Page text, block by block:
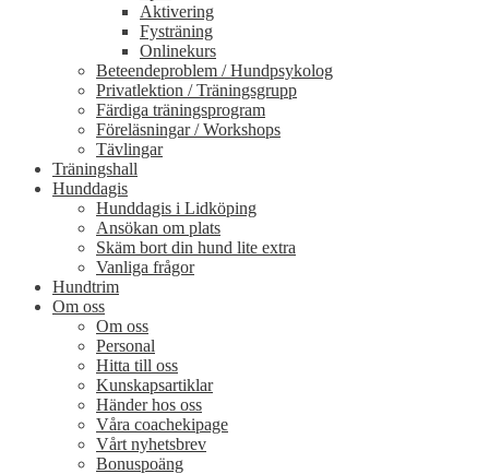
Aktivering
Fysträning
Onlinekurs
Beteendeproblem / Hundpsykolog
Privatlektion / Träningsgrupp
Färdiga träningsprogram
Föreläsningar / Workshops
Tävlingar
Träningshall
Hunddagis
Hunddagis i Lidköping
Ansökan om plats
Skäm bort din hund lite extra
Vanliga frågor
Hundtrim
Om oss
Om oss
Personal
Hitta till oss
Kunskapsartiklar
Händer hos oss
Våra coachekipage
Vårt nyhetsbrev
Bonuspoäng